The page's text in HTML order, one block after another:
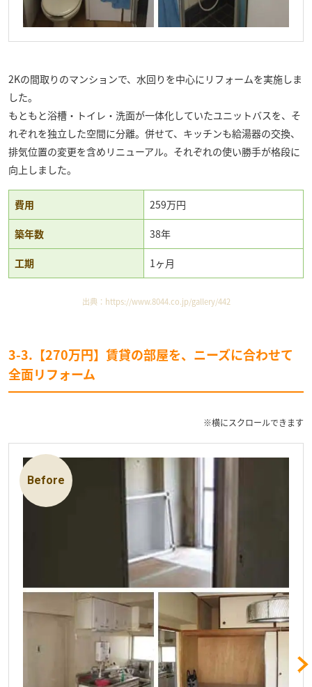
2Kの間取りのマンションで、水回りを中心にリフォームを実施しま
した。
もともと浴槽・トイレ・洗面が一体化していたユニットバスを、そ
れぞれを独立した空間に分離。併せて、キッチンも給湯器の交換、
排気位置の変更を含めリニューアル。それぞれの使い勝手が格段に
向上しました。
費用 259万円
築年数 38年
工期 1ヶ月
出典： https://www.8044.co.jp/gallery/442
3-3.【270万円】賃貸の部屋を、ニーズに合わせて
全面リフォーム
※横にスクロールできます